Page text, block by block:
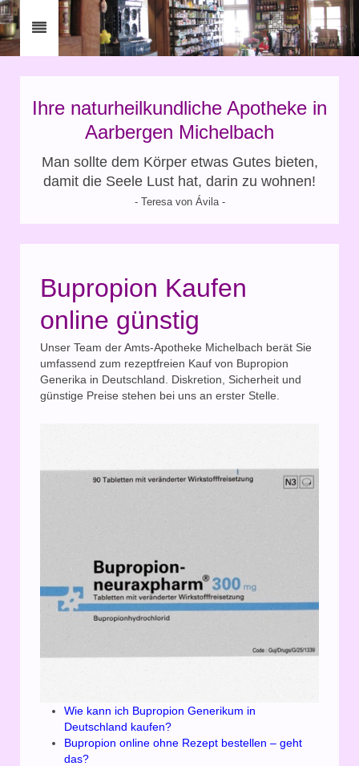
Ihre naturheilkundliche Apotheke in
Aarbergen Michelbach
Man sollte dem Körper etwas Gutes bieten,
damit die Seele Lust hat, darin zu wohnen!
- Teresa von Ávila -
Bupropion Kaufen
online günstig
Unser Team der Amts-Apotheke Michelbach berät Sie
umfassend zum rezeptfreien Kauf von Bupropion
Generika in Deutschland. Diskretion, Sicherheit und
günstige Preise stehen bei uns an erster Stelle.
Wie kann ich Bupropion Generikum in
Deutschland kaufen?
Bupropion online ohne Rezept bestellen – geht
das?